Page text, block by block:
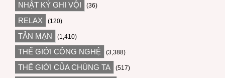
NHẬT KÝ GHI VỘI (36)
RELAX (120)
TẢN MẠN (1,410)
THẾ GIỚI CÔNG NGHỆ (3,388)
THẾ GIỚI CỦA CHÚNG TA (517)